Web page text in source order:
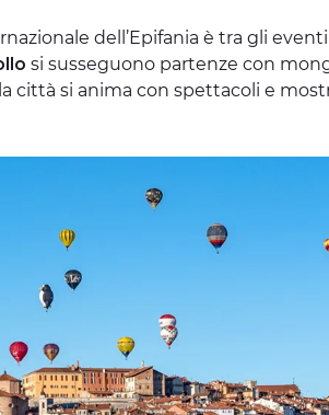
dell’Epifania è tra gli
si susseguono partenze con
città si anima con spettacoli e